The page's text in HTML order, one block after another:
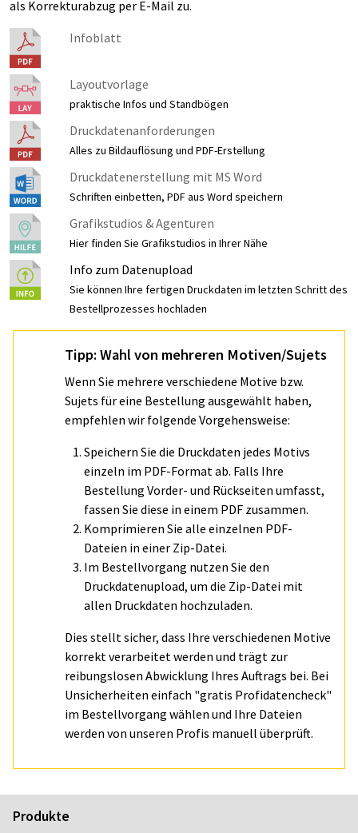
als Korrekturabzug per E-Mail zu.
Infoblatt
Layoutvorlage
praktische Infos und Standbögen
Druckdatenanforderungen
Alles zu Bildauflösung und PDF-Erstellung
Druckdatenerstellung mit MS Word
Schriften einbetten, PDF aus Word speichern
Grafikstudios & Agenturen
Hier finden Sie Grafikstudios in Ihrer Nähe
Info zum Datenupload
Sie können Ihre fertigen Druckdaten im letzten Schritt des
Bestellprozesses hochladen
Tipp: Wahl von mehreren Motiven/Sujets
Wenn Sie mehrere verschiedene Motive bzw.
Sujets für eine Bestellung ausgewählt haben,
empfehlen wir folgende Vorgehensweise:
Speichern Sie die Druckdaten jedes Motivs
einzeln im PDF-Format ab. Falls Ihre
Bestellung Vorder- und Rückseiten umfasst,
fassen Sie diese in einem PDF zusammen.
Komprimieren Sie alle einzelnen PDF-
Dateien in einer Zip-Datei.
Im Bestellvorgang nutzen Sie den
Druckdatenupload, um die Zip-Datei mit
allen Druckdaten hochzuladen.
Dies stellt sicher, dass Ihre verschiedenen Motive
korrekt verarbeitet werden und trägt zur
reibungslosen Abwicklung Ihres Auftrags bei. Bei
Unsicherheiten einfach "gratis Profidatencheck"
im Bestellvorgang wählen und Ihre Dateien
werden von unseren Profis manuell überprüft.
Produkte